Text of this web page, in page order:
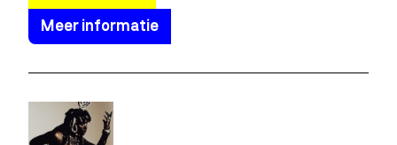
Meer informatie